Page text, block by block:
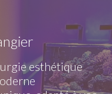
esthétique